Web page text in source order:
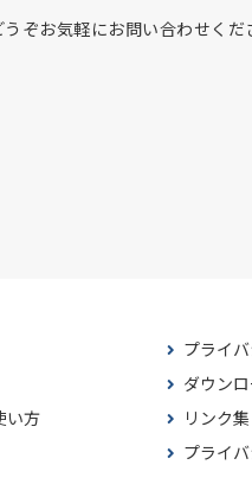
うぞお気軽にお問い合わせくだ
い方
プライ
ダウン
リンク集
プライ